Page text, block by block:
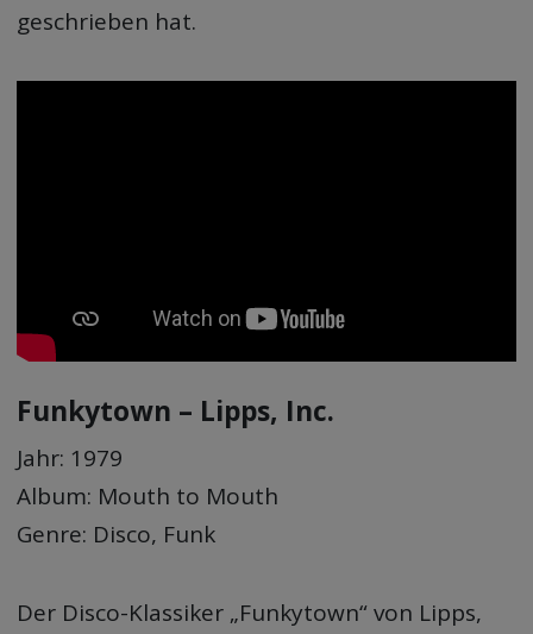
geschrieben hat.
Funkytown – Lipps, Inc.
Jahr: 1979
Album: Mouth to Mouth
Genre: Disco, Funk
Der Disco-Klassiker „Funkytown“ von Lipps,